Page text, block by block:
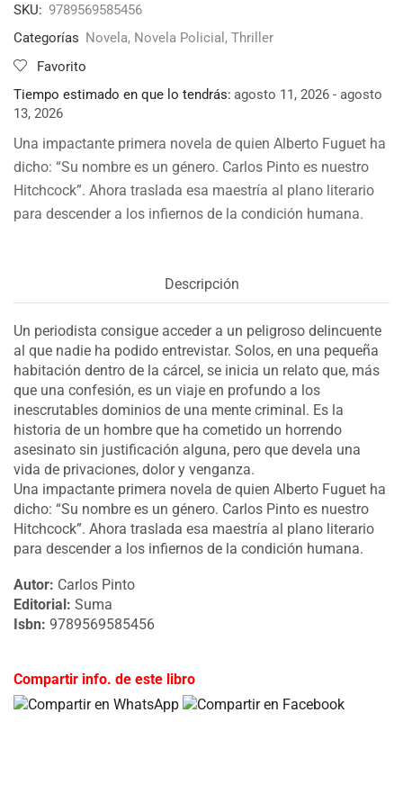
SKU: 9789569585456
Categorías Novela, Novela Policial , Thriller
Favorito
Tiempo estimado en que lo tendrás: agosto 11, 2026 - agosto
13, 2026
Una impactante primera novela de quien Alberto Fuguet ha
dicho: “Su nombre es un género. Carlos Pinto es nuestro
Hitchcock”. Ahora traslada esa maestría al plano literario
para descender a los infiernos de la condición humana.
Descripción
Un periodista consigue acceder a un peligroso delincuente
al que nadie ha podido entrevistar. Solos, en una pequeña
habitación dentro de la cárcel, se inicia un relato que, más
que una confesión, es un viaje en profundo a los
inescrutables dominios de una mente criminal. Es la
historia de un hombre que ha cometido un horrendo
asesinato sin justificación alguna, pero que devela una
vida de privaciones, dolor y venganza.
Una impactante primera novela de quien Alberto Fuguet ha
dicho: “Su nombre es un género. Carlos Pinto es nuestro
Hitchcock”. Ahora traslada esa maestría al plano literario
para descender a los infiernos de la condición humana.
Autor: Carlos Pinto
Editorial: Suma
Isbn: 9789569585456
Compartir info. de este libro